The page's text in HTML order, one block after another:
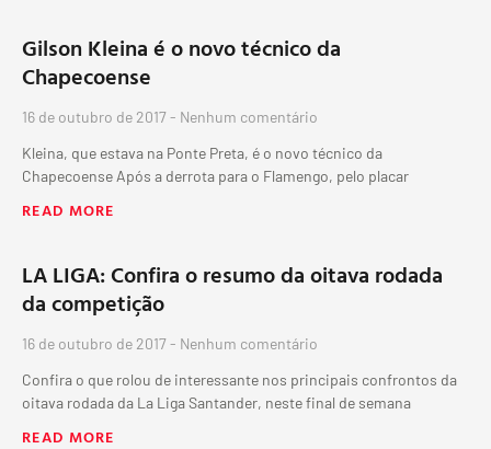
Gilson Kleina é o novo técnico da
Chapecoense
16 de outubro de 2017
Nenhum comentário
Kleina, que estava na Ponte Preta, é o novo técnico da
Chapecoense Após a derrota para o Flamengo, pelo placar
READ MORE
LA LIGA: Confira o resumo da oitava rodada
da competição
16 de outubro de 2017
Nenhum comentário
Confira o que rolou de interessante nos principais confrontos da
oitava rodada da La Liga Santander, neste final de semana
READ MORE